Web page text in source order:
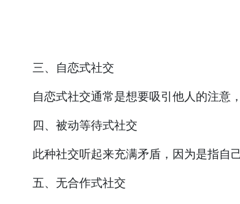
三、自恋式社交
自恋式社交通常是想要吸引他人的注意，
四、被动等待式社交
此种社交听起来充满矛盾，因为是指自己
五、无合作式社交